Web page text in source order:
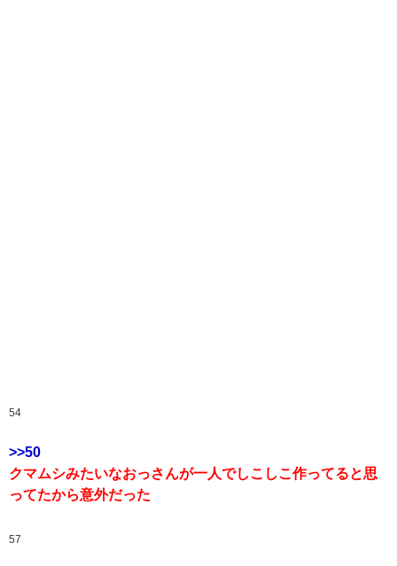
54
>>50
クマムシみたいなおっさんが一人でしこしこ作ってると思
ってたから意外だった
57